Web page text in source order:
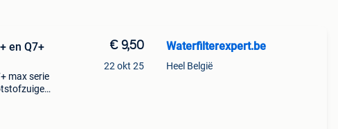
en Q7+
max serie
€ 9,50
22 okt 25
Waterfilterexpert.be
Heel België